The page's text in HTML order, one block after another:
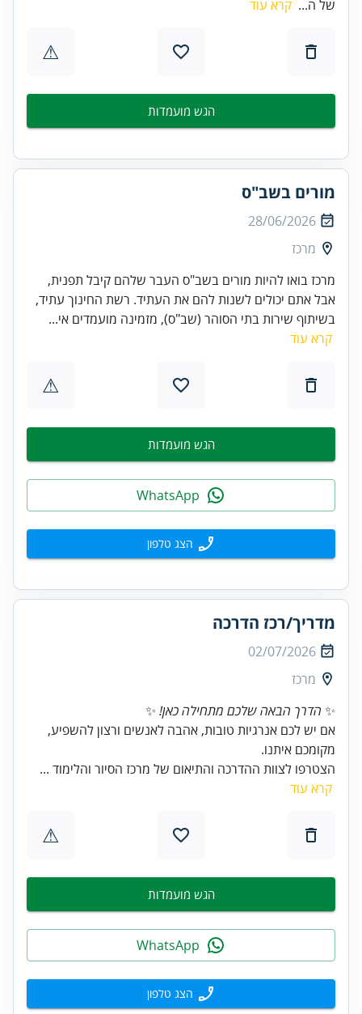
של ה... קרא עוד
⚠
הגש מועמדות
מורים בשב"ס
28/06/2026
מרכז
מרכז בואו להיות מורים בשב"ס העבר שלהם קיבל תפנית,
אבל אתם יכולים לשנות להם את העתיד. רשת החינוך עתיד,
בשיתוף שירות בתי הסוהר (שב"ס), מזמינה מועמדים אי...
קרא עוד
⚠
הגש מועמדות
הצג טלפון
מדריך/רכז הדרכה
02/07/2026
מרכז
✨ הדרך הבאה שלכם מתחילה כאן! ✨
אם יש לכם אנרגיות טובות, אהבה לאנשים ורצון להשפיע,
מקומכם איתנו.
הצטרפו לצוות ההדרכה והתיאום של מרכז הסיור והלימוד ...
קרא עוד
⚠
הגש מועמדות
הצג טלפון